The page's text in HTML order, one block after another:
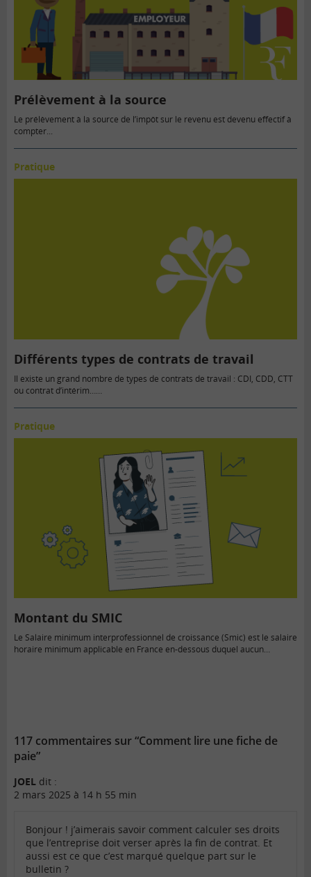
Prélèvement à la source
Le prélèvement à la source de l’impôt sur le revenu est devenu effectif à
compter...
Pratique
Différents types de contrats de travail
Il existe un grand nombre de types de contrats de travail : CDI, CDD, CTT
ou contrat d’intérim……
Pratique
Montant du SMIC
Le Salaire minimum interprofessionnel de croissance (Smic) est le salaire
horaire minimum applicable en France en-dessous duquel aucun…
117 commentaires sur “Comment lire une fiche de
paie”
JOEL dit :
2 mars 2025 à 14 h 55 min
Bonjour ! j’aimerais savoir comment calculer ses droits
que l’entreprise doit verser après la fin de contrat. Et
aussi est ce que c’est marqué quelque part sur le
bulletin ?